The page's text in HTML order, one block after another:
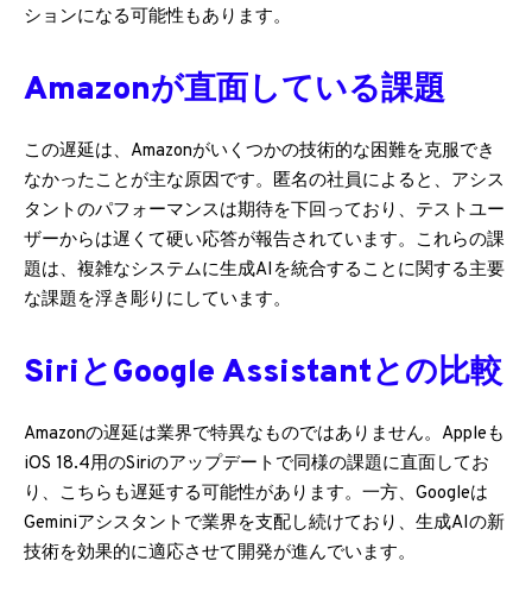
ションになる可能性もあります。
Amazonが直面している課題
この遅延は、Amazonがいくつかの技術的な困難を克服でき
なかったことが主な原因です。匿名の社員によると、アシス
タントのパフォーマンスは期待を下回っており、テストユー
ザーからは遅くて硬い応答が報告されています。これらの課
題は、複雑なシステムに生成AIを統合することに関する主要
な課題を浮き彫りにしています。
SiriとGoogle Assistantとの比較
Amazonの遅延は業界で特異なものではありません。Appleも
iOS 18.4用のSiriのアップデートで同様の課題に直面してお
り、こちらも遅延する可能性があります。一方、Googleは
Geminiアシスタントで業界を支配し続けており、生成AIの新
技術を効果的に適応させて開発が進んでいます。